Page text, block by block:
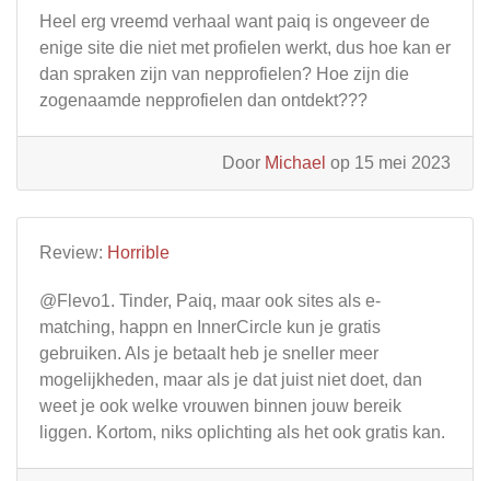
Heel erg vreemd verhaal want paiq is ongeveer de
enige site die niet met profielen werkt, dus hoe kan er
dan spraken zijn van nepprofielen? Hoe zijn die
zogenaamde nepprofielen dan ontdekt???
Door Michael op 15 mei 2023
Review: Horrible
@Flevo1. Tinder, Paiq, maar ook sites als e-
matching, happn en InnerCircle kun je gratis
gebruiken. Als je betaalt heb je sneller meer
mogelijkheden, maar als je dat juist niet doet, dan
weet je ook welke vrouwen binnen jouw bereik
liggen. Kortom, niks oplichting als het ook gratis kan.